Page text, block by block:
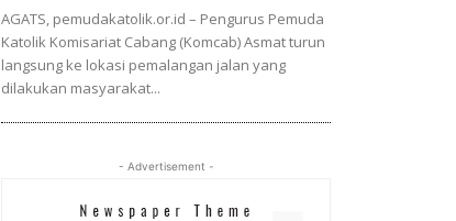
AGATS, pemudakatolik.or.id – Pengurus Pemuda
Katolik Komisariat Cabang (Komcab) Asmat turun
langsung ke lokasi pemalangan jalan yang
dilakukan masyarakat...
- Advertisement -